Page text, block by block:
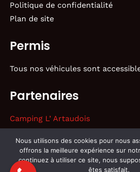
Politique de confidentialité
Plan de site
Permis
Tous nos véhicules sont
Partenaires
Camping L’ Artaudois
Nous utilisons des cookies pour nous
offrons la meilleure expérience sur
continuez à utiliser ce site, nous
êtes satisfait.